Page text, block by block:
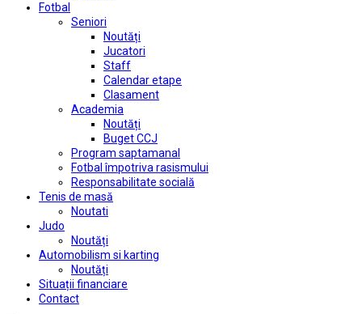
Fotbal
Seniori
Noutăți
Jucatori
Staff
Calendar etape
Clasament
Academia
Noutăți
Buget CCJ
Program saptamanal
Fotbal împotriva rasismului
Responsabilitate socială
Tenis de masă
Noutati
Judo
Noutăți
Automobilism si karting
Noutăți
Situații financiare
Contact